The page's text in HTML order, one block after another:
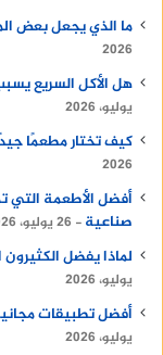
ما الذي يجعل بعض
2026
هل الأكل السريع
يوليو، 2026
كيف تختار مطعمًا
2026
أفضل الأطعمة التي
صناعية
26 يوليو، 2026
لماذا يفضل
يوليو، 2026
أفضل تطبيقات
يوليو، 2026